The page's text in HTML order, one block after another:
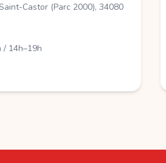
Castor (Parc 2000), 34080
/ 14h–19h